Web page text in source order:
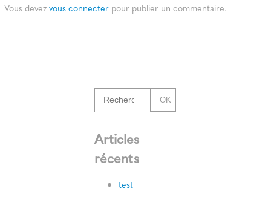
Vous devezvous connecter pour publier un commentaire.
OK
Articles
récents
test